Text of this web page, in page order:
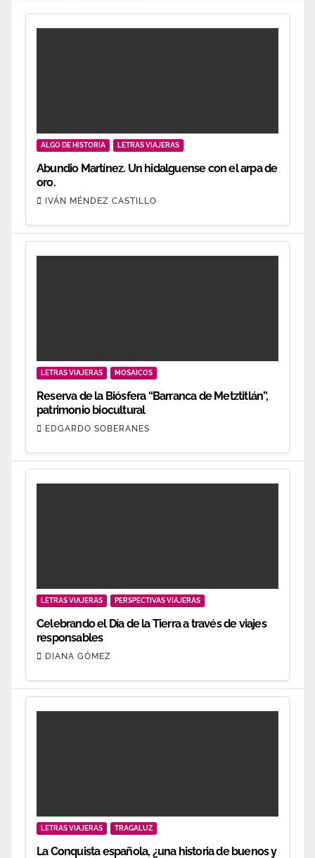
ALGO DE HISTORIA LETRAS VIAJERAS
Abundio Martínez. Un hidalguense con el arpa de
oro.
IVÁN MÉNDEZ CASTILLO
LETRAS VIAJERAS MOSAICOS
Reserva de la Biósfera “Barranca de Metztitlán”,
patrimonio biocultural
EDGARDO SOBERANES
LETRAS VIAJERAS PERSPECTIVAS VIAJERAS
Celebrando el Día de la Tierra a través de viajes
responsables
DIANA GÓMEZ
LETRAS VIAJERAS TRAGALUZ
La Conquista española, ¿una historia de buenos y